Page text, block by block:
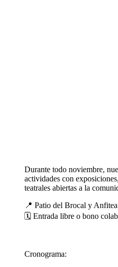
Durante todo noviembre,
actividades con
teatrales abiertas a la
📍 Patio del Brocal y
🗓️ Entrada libre o bono
Cronograma: